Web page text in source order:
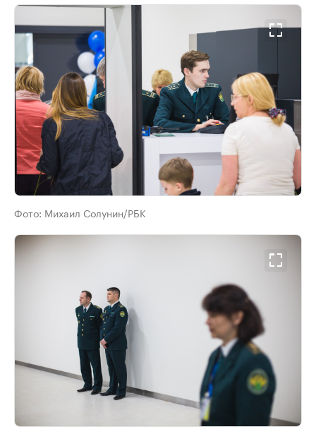
Фото: Михаил Солунин/РБК